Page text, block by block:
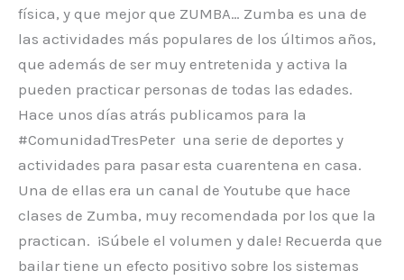
física, y que mejor que ZUMBA… Zumba es una de
las actividades más populares de los últimos años,
que además de ser muy entretenida y activa la
pueden practicar personas de todas las edades.
Hace unos días atrás publicamos para la
#ComunidadTresPeter una serie de deportes y
actividades para pasar esta cuarentena en casa.
Una de ellas era un canal de Youtube que hace
clases de Zumba, muy recomendada por los que la
practican. ¡Súbele el volumen y dale! Recuerda que
bailar tiene un efecto positivo sobre los sistemas